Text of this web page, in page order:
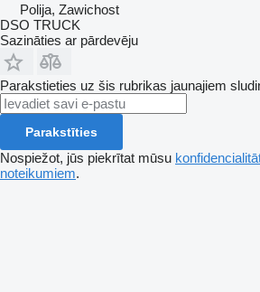
Polija, Zawichost
DSO TRUCK
Sazināties ar pārdevēju
Parakstieties uz šis rubrikas jaunajiem
Parakstīties
Nospiežot, jūs piekrītat mūsu
noteikumiem.